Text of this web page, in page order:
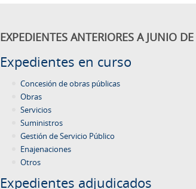
EXPEDIENTES ANTERIORES A JUNIO
Expedientes en curso
Concesión de obras públicas
Obras
Servicios
Suministros
Gestión de Servicio Público
Enajenaciones
Otros
Expedientes adjudicados